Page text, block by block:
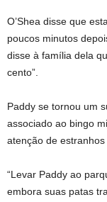
O’Shea disse que
poucos minutos
disse à família dela
cento”.
Paddy se tornou um
associado ao bingo
atenção de
“Levar Paddy ao
embora suas patas